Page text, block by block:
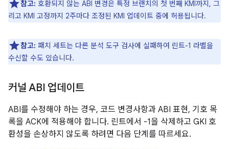
참고: 호환되지 않는 ABI 변경은 특정 브랜치의 첫 번째 KMI까지, 그
리고 KMI 고정까지 2주마다 조정된 KMI 업데이트 중에 허용됩니다.
참고: 패치 세트는 다른 분석 도구 검사에 실패하여 린트-1 라벨을
수신할 수도 있습니다.
커널 ABI 업데이트
ABI를 수정해야 하는 경우, 코드 변경사항과 ABI 표현, 기호 목
록을 ACK에 적용해야 합니다. 린트에서 -1을 삭제하고 GKI 호
환성을 손상하지 않도록 하려면 다음 단계를 따르세요.